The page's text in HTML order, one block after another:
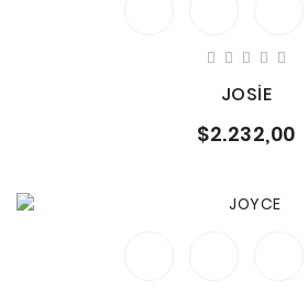
JOSİE
$2.232,00